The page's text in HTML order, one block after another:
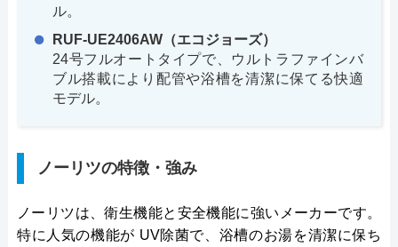
ル。
RUF-UE2406AW（エコジョーズ）
24号フルオートタイプで、ウルトラファインバ
ブル搭載により配管や浴槽を清潔に保てる快適
モデル。
ノーリツの特徴・強み
ノーリツは、衛生機能と安全機能に強いメーカーです。
特に人気の機能が UV除菌で、浴槽のお湯を清潔に保ち